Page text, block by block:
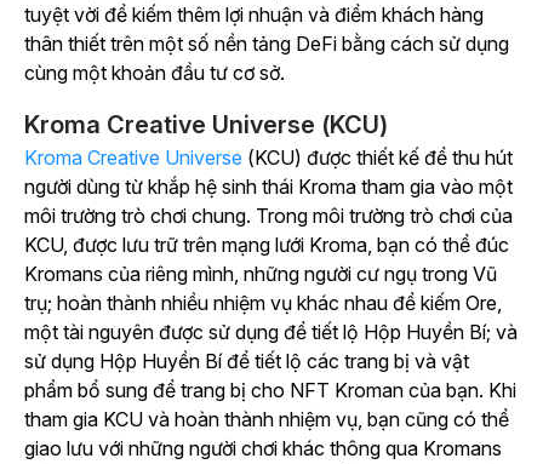
tuyệt vời để kiếm thêm lợi nhuận và điểm khách hàng
thân thiết trên một số nền tảng DeFi bằng cách sử dụng
cùng một khoản đầu tư cơ sở.
Kroma Creative Universe (KCU)
Kroma Creative Universe (KCU) được thiết kế để thu hút
người dùng từ khắp hệ sinh thái Kroma tham gia vào một
môi trường trò chơi chung. Trong môi trường trò chơi của
KCU, được lưu trữ trên mạng lưới Kroma, bạn có thể đúc
Kromans của riêng mình, những người cư ngụ trong Vũ
trụ; hoàn thành nhiều nhiệm vụ khác nhau để kiếm Ore,
một tài nguyên được sử dụng để tiết lộ Hộp Huyền Bí; và
sử dụng Hộp Huyền Bí để tiết lộ các trang bị và vật
phẩm bổ sung để trang bị cho NFT Kroman của bạn. Khi
tham gia KCU và hoàn thành nhiệm vụ, bạn cũng có thể
giao lưu với những người chơi khác thông qua Kromans